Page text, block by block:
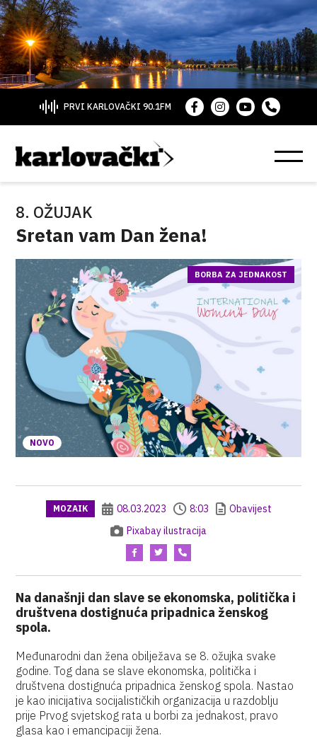
PRVI KARLOVAČKI 90.1FM
8. OŽUJAK
Sretan vam Dan žena!
NOVO
BORBA ZA JEDNAKOST
MOZAIK 08.03.2023 8:03
Obavijest
Pixabay ilustracija
Na današnji dan slave se ekonomska, politička i
društvena dostignuća pripadnica ženskog
spola.
Međunarodni dan žena obilježava se 8. ožujka svake
godine. Tog dana se slave ekonomska, politička i
društvena dostignuća pripadnica ženskog spola. Nastao
je kao inicijativa socijalističkih organizacija u razdoblju
prije Prvog svjetskog rata u borbi za jednakost, pravo
glasa kao i emancipaciji žena.